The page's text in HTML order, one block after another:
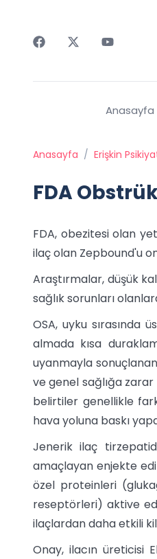
Anasayfa
Anasayfa / Erişkin
FDA
FDA, obezitesi olan
ilaç olan Zepbound'u
Araştırmalar, düşük
sağlık sorunları
OSA, uyku sırasında
almada kısa
uyanmayla
ve genel sağlığa
belirtiler genellikle fark
hava yoluna baskı
Jenerik ilaç
amaçlayan enjekte
özel proteinleri
reseptörleri) aktive
ilaçlardan daha etkili
Onay, ilacın üreticisi